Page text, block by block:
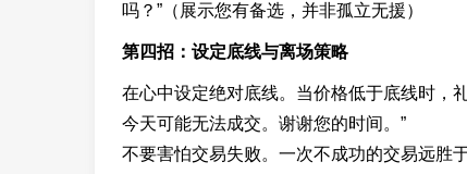
吗？”（展示您有备选，并非孤立无援）
第四招：设定底线与离场策略
在心中设定绝对底线。当价格低于底线时，
今天可能无法成交。谢谢您的时间。”
不要害怕交易失败。一次不成功的交易远胜